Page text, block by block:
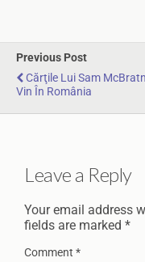
Previous Post
Cărţile Lui Sam
Vin În România
Leave a Reply
Your email address
fields are marked *
Comment *